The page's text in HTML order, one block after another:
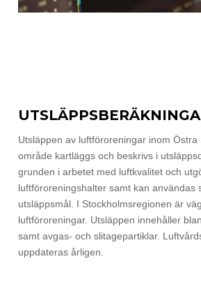
Utsläppen av luftföroreningar inom
område kartläggs och beskrivs i
grunden i arbetet med luftkvalitet och
luftföroreningshalter samt kan användas
utsläppsmål. I Stockholmsregionen är
luftföroreningar. Utsläppen innehåller
samt avgas- och slitagepartiklar.
uppdateras årligen.